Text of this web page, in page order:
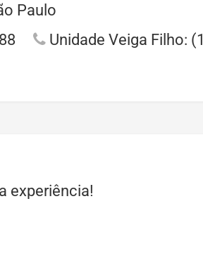
Paulo
Unidade Veiga Filho:
experiência!